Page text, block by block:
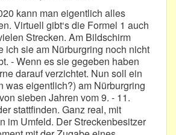
kann man eigentlich alles
Virtuell gibt‘s die Formel 1 auch
Strecken. Am Bildschirm
ich sie am Nürburgring noch nicht
- Wenn es sie gegeben haben
darauf verzichtet. Nun soll ein
was eigentlich?) am Nürburgring
sieben Jahren vom 9. - 11.
stattfinden. Ganz real, mit
im Umfeld. Der Streckenbesitzer